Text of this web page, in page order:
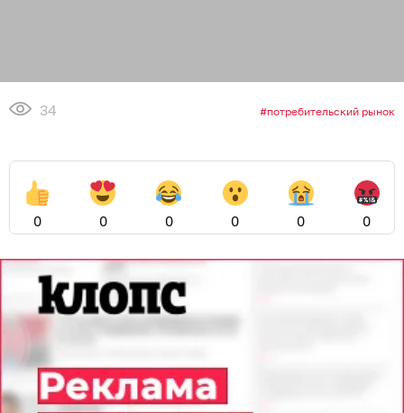
34 потребительский рынок
0 0 0 0 0 0